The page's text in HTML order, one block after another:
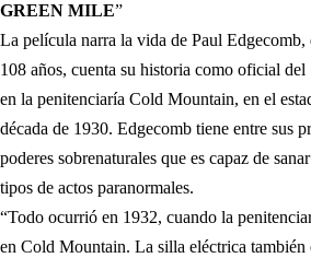
GREEN MILE”
La película narra la vida de Paul Edgecomb,
108 años, cuenta su historia como oficial
en la penitenciaría Cold Mountain, en el
década de 1930. Edgecomb tiene entre sus
poderes sobrenaturales que es capaz de
tipos de actos paranormales.
“Todo ocurrió en 1932, cuando la
en Cold Mountain. La silla eléctrica también